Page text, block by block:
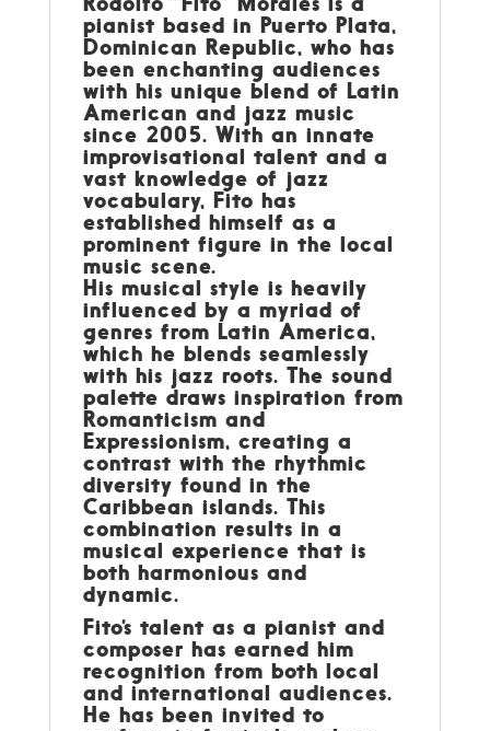
pianist based in Puerto Plata,
Dominican Republic, who has
been enchanting audiences
with his unique blend of Latin
American and jazz music
since 2005. With an innate
improvisational talent and a
vast knowledge of jazz
vocabulary, Fito has
established himself as a
prominent figure in the local
music scene.
His musical style is heavily
influenced by a myriad of
genres from Latin America,
which he blends seamlessly
with his jazz roots. The sound
palette draws inspiration from
Romanticism and
Expressionism, creating a
contrast with the rhythmic
diversity found in the
Caribbean islands. This
combination results in a
musical experience that is
both harmonious and
dynamic.
Fito’s talent as a pianist and
composer has earned him
recognition from both local
and international audiences.
He has been invited to